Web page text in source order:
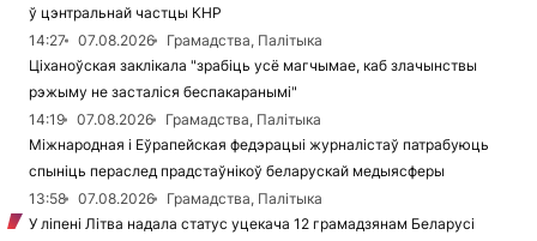
ў цэнтральнай частцы КНР
14:27
07.08.2026
Грамадства, Палітыка
Ціханоўская заклікала "зрабіць усё магчымае, каб злачынствы
рэжыму не засталіся беспакаранымі"
14:19
07.08.2026
Грамадства, Палітыка
Міжнародная і Еўрапейская федэрацыі журналістаў патрабуюць
спыніць пераслед прадстаўнікоў беларускай медыясферы
13:58
07.08.2026
Грамадства, Палітыка
У ліпені Літва надала статус уцекача 12 грамадзянам Беларусі